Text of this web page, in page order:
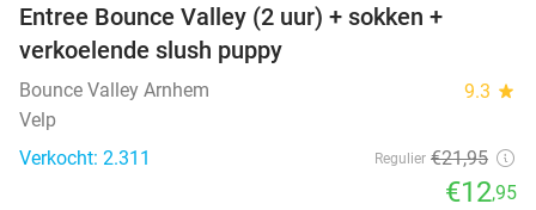
Entree Bounce Valley (2 uur) + sokken +
verkoelende slush puppy
Bounce Valley Arnhem 9.3 star
Velp
Verkocht: 2.311
Regulier €21,95
€12,95